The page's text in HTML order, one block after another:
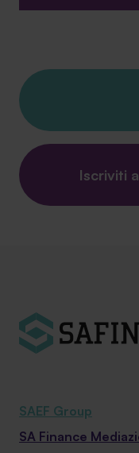
Iscriviti
SAEF Group
SA Finance